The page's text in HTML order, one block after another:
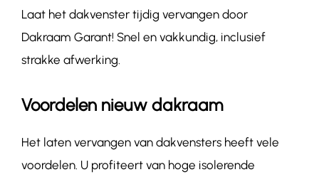
Laat het dakvenster tijdig vervangen door
Dakraam Garant! Snel en vakkundig, inclusief
strakke afwerking.
Voordelen nieuw dakraam
Het laten vervangen van dakvensters heeft vele
voordelen. U profiteert van hoge isolerende